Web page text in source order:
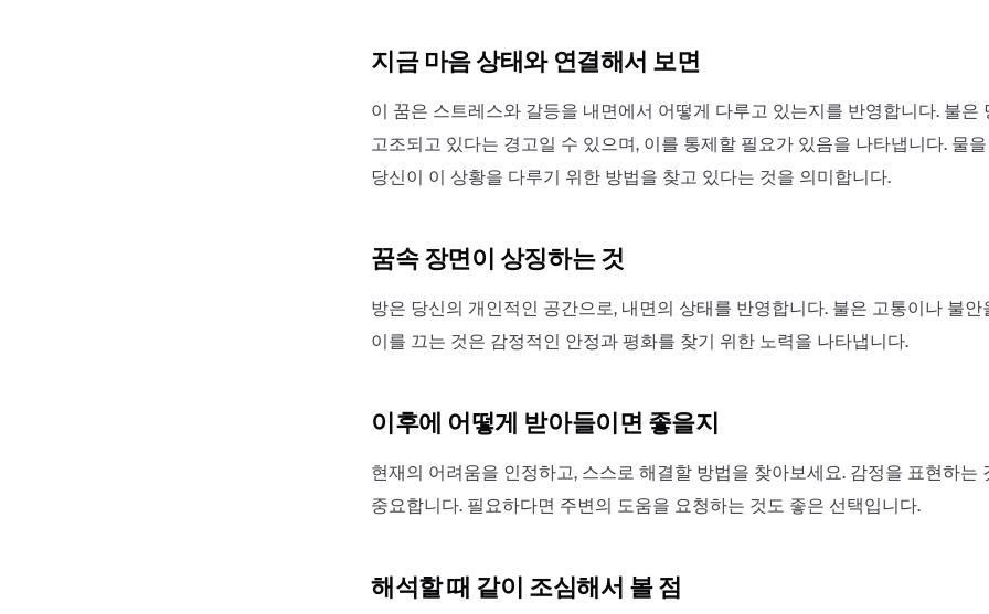
지금 마음 상태와 연결해서 보면
이 꿈은 스트레스와 갈등을 내면에서 어떻게 다루고 있는지를 반영합니다. 불은
고조되고 있다는 경고일 수 있으며, 이를 통제할 필요가 있음을 나타냅니다. 물
당신이 이 상황을 다루기 위한 방법을 찾고 있다는 것을 의미합니다.
꿈속 장면이 상징하는 것
방은 당신의 개인적인 공간으로, 내면의 상태를 반영합니다. 불은 고통이나 불안
이를 끄는 것은 감정적인 안정과 평화를 찾기 위한 노력을 나타냅니다.
이후에 어떻게 받아들이면 좋을지
현재의 어려움을 인정하고, 스스로 해결할 방법을 찾아보세요. 감정을 표현하는
중요합니다. 필요하다면 주변의 도움을 요청하는 것도 좋은 선택입니다.
해석할 때 같이 조심해서 볼 점